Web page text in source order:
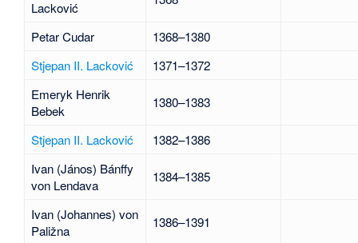
Lacković
Petar Cudar
1368–1380
Stjepan II. Lacković
1371–1372
Emeryk Henrik
Bebek
1380–1383
Stjepan II. Lacković
1382–1386
Ivan (János) Bánffy
von Lendava
1384–1385
Ivan (Johannes) von
Paližna
1386–1391